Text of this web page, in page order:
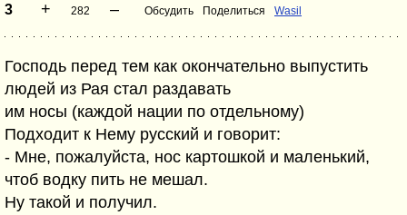
3 + 282 – Обсудить Поделиться Wasil
Господь перед тем как окончательно выпустить
людей из Рая стал раздавать
им носы (каждой нации по отдельному)
Подходит к Нему русский и говорит:
- Мне, пожалуйста, нос картошкой и маленький,
чтоб водку пить не мешал.
Ну такой и получил.